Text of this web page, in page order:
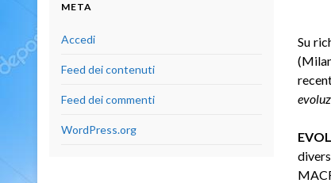
Su
META
Accedi
Feed dei contenuti
Feed dei commenti
WordPress.org